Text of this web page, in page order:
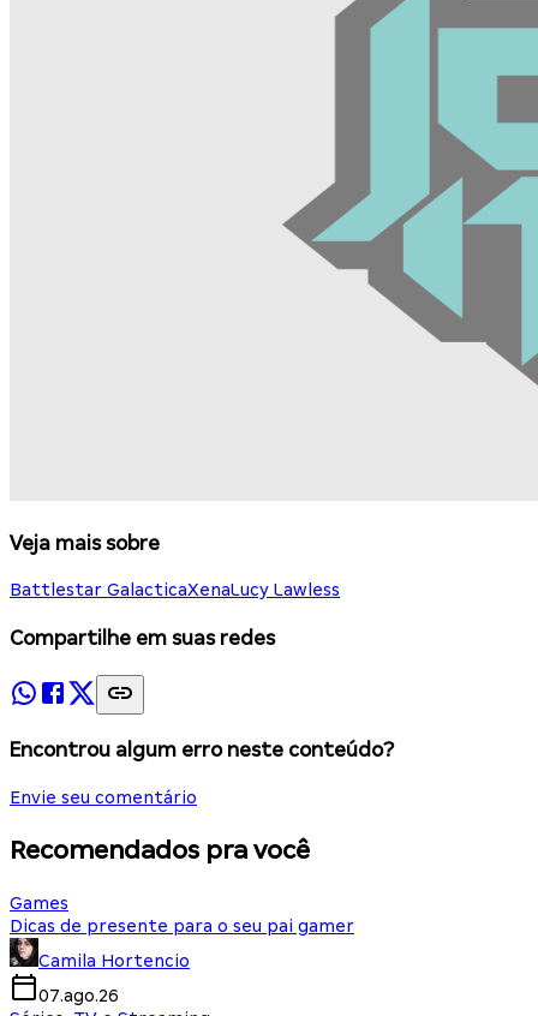
Veja mais sobre
Battlestar GalacticaXenaLucy Lawless
Compartilhe em suas redes
Encontrou algum erro neste conteúdo?
Envie seu comentário
Recomendados pra você
Games
Dicas de presente para o seu pai gamer
Camila Hortencio
07.ago.26